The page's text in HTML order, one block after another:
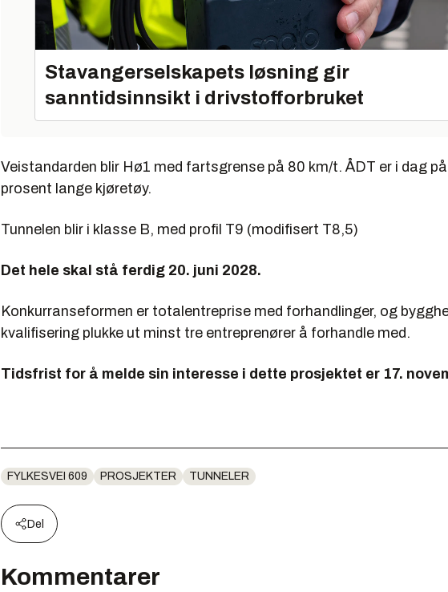
Stavangerselskapets løsning gir
sanntidsinnsikt i drivstofforbruket
Veistandarden blir Hø1 med fartsgrense på 80 km/t. ÅDT er i dag
prosent lange kjøretøy.
Tunnelen blir i klasse B, med profil T9 (modifisert T8,5)
Det hele skal stå ferdig 20. juni 2028.
Konkurranseformen er totalentreprise med forhandlinger, og
kvalifisering plukke ut minst tre entreprenører å forhandle med.
Tidsfrist for å melde sin interesse i dette prosjektet er 17.
FYLKESVEI 609 PROSJEKTER TUNNELER
Del
Kommentarer